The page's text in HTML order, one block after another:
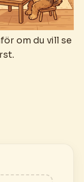
om du vill se